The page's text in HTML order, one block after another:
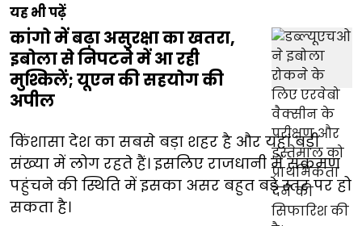
यह भी पढ़ें
कांगो में बढ़ा असुरक्षा का खतरा,
इबोला से निपटने में आ रही
मुश्किलें; यूएन की सहयोग की
अपील
किंशासा देश का सबसे बड़ा शहर है और यहां बड़ी
संख्या में लोग रहते हैं। इसलिए राजधानी में संक्रमण
पहुंचने की स्थिति में इसका असर बहुत बड़े स्तर पर हो
सकता है।